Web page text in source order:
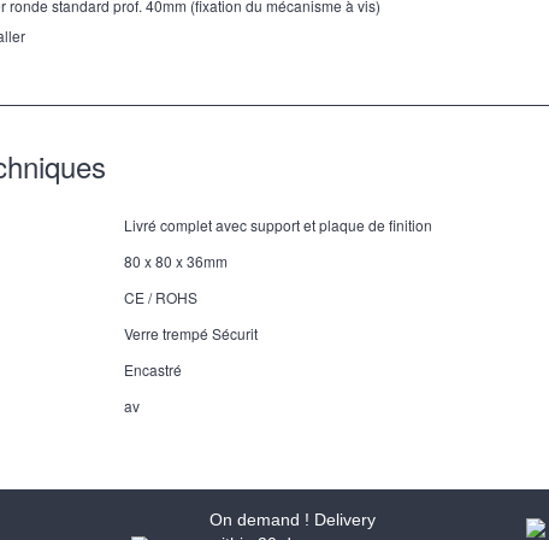
standard prof. 40mm (fixation du mécanisme à vis)
Livré complet avec support et plaque de finition
80 x 80 x 36mm
CE / ROHS
Verre trempé Sécurit
Encastré
av
On demand ! Delivery